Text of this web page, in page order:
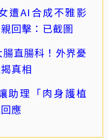
遭AI合成不雅影
回擊：已截圖
直腸科！外界憂
真相
助理「肉身護植
應